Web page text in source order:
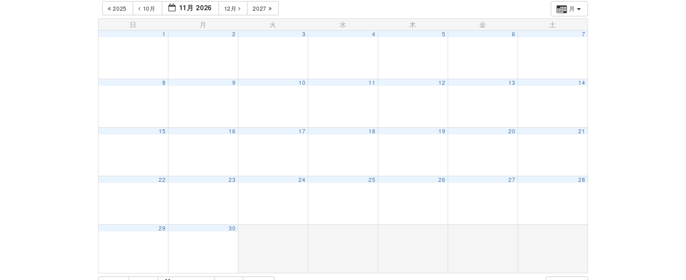
月
2025 10月 11月 2026 12月 2027
日 月 火 水 木 金 土
1 2 3 4 5 6 7
8 9 10 11 12 13 14
15 16 17 18 19 20 21
22 23 24 25 26 27 28
29 30